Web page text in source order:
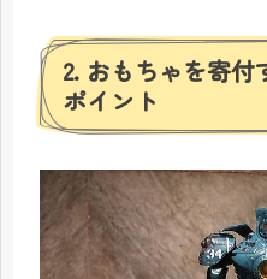
2. おもちゃを寄
ポイント